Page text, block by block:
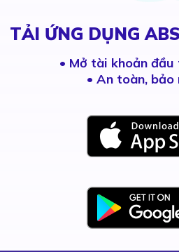
TẢI ỨNG DỤNG
• Mở tài khoản
• An toàn, bảo